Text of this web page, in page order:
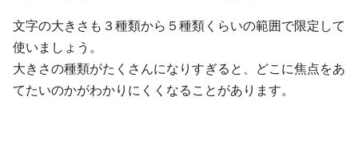
文字の大きさも３種類から５種類くらいの範囲で限定して
使いましょう。
大きさの種類がたくさんになりすぎると、どこに焦点をあ
てたいのかがわかりにくくなることがあります。